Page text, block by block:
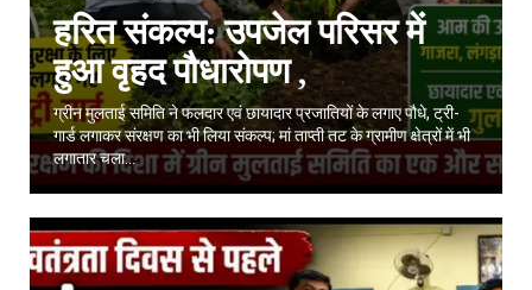
हरित संकल्प: उपजेल परिसर में
हुआ वृहद पौधारोपण ,
ग्रीन मुलताई समिति ने फलदार एवं छायादार प्रजातियों के लगाए पौधे, ट्री-
गार्ड लगाकर संरक्षण का भी लिया संकल्प; मां ताप्ती तट के ग्रामीण क्षेत्रों में भी
लगातार चला...